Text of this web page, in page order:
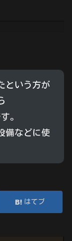
という方が
。
備などに使
はてブ